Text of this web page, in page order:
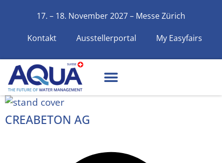
17. – 18. November 2027 – Messe Zürich
Kontakt Ausstellerportal My Easyfairs
CREABETON AG